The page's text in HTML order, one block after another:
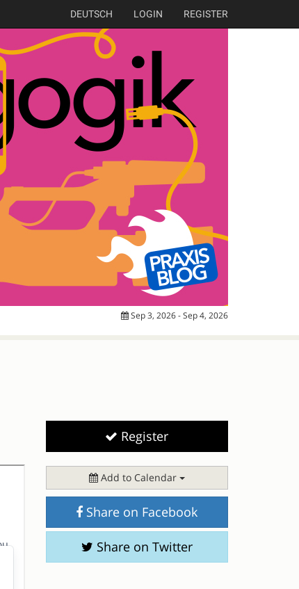
DEUTSCH LOGIN REGISTER
Sep 3, 2026 - Sep 4, 2026
Register
Add to Calendar
Share on Facebook
Share on Twitter